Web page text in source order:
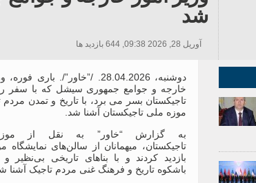
شد
آوریل 28, 2026 09:38, 644 بازدید ها
دوشنبه، 28.04.2026. /”خاور”/. باری
خارجه و جوامع جمهوری سیشل که با سفر
تاجیکستان بسر می برد، با تاریخ و تمدن مردم
موزه ملی تاجیکستان آشنا شد.
به گزارش “خاور” به نقل از
تاجیکستان، میهمانان از سالن‌های نمایشگاه
بازدید کردند و با بناهای تاریخی بی‌نظیر و
باشکوه تاریخ و فرهنگ غنی مردم تاجیک آشنا